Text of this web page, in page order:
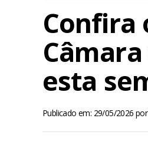
Confira
esta
Publicado em: 29/05/2026 por